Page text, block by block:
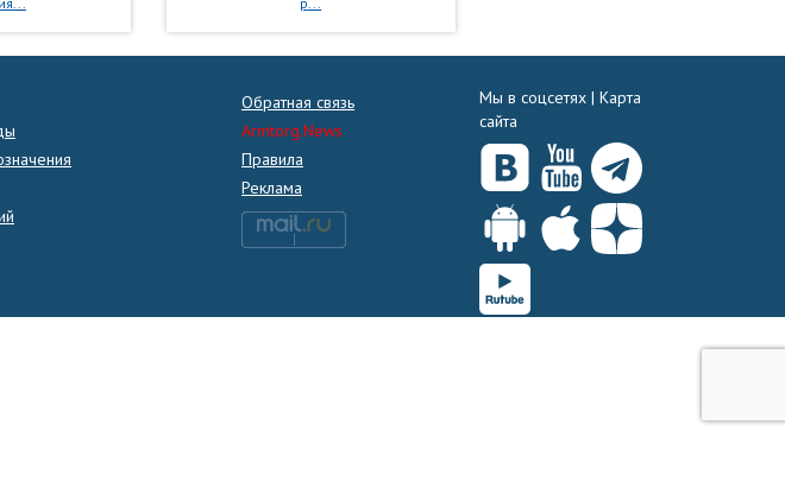
Обратная связь
Armtorg.News
Правила
Реклама
Мы в соцсетях | Карта
сайта